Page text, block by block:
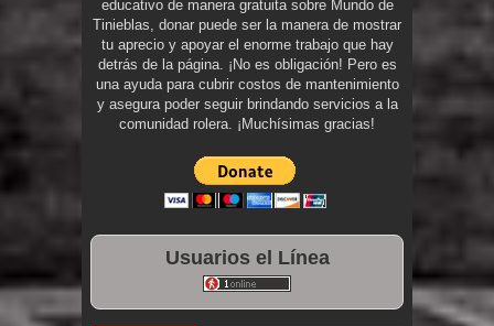
educativo de manera gratuita sobre Mundo de
Tinieblas, donar puede ser la manera de mostrar
tu aprecio y apoyar el enorme trabajo que hay
detrás de la página. ¡No es obligación! Pero es
una ayuda para cubrir costos de mantenimiento
y asegura poder seguir brindando servicios a la
comunidad rolera. ¡Muchísimas gracias!
Usuarios el Línea